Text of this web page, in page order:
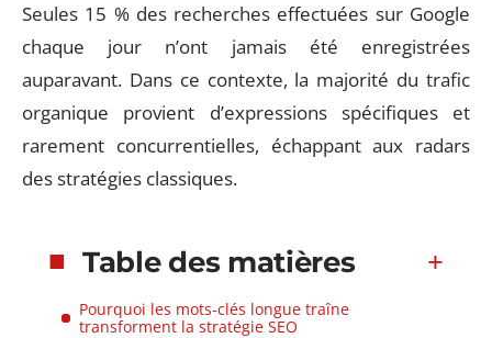
Seules 15 % des recherches effectuées sur Google
chaque jour n’ont jamais été enregistrées
auparavant. Dans ce contexte, la majorité du trafic
organique provient d’expressions spécifiques et
rarement concurrentielles, échappant aux radars
des stratégies classiques.
Table des matières
Pourquoi les mots-clés longue traîne
transforment la stratégie SEO